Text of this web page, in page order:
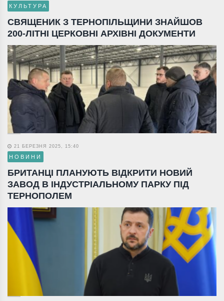
КУЛЬТУРА
СВЯЩЕНИК З ТЕРНОПІЛЬЩИНИ ЗНАЙШОВ
200-ЛІТНІ ЦЕРКОВНІ АРХІВНІ ДОКУМЕНТИ
21 БЕРЕЗНЯ 2025, 15:40
НОВИНИ
БРИТАНЦІ ПЛАНУЮТЬ ВІДКРИТИ НОВИЙ
ЗАВОД В ІНДУСТРІАЛЬНОМУ ПАРКУ ПІД
ТЕРНОПОЛЕМ